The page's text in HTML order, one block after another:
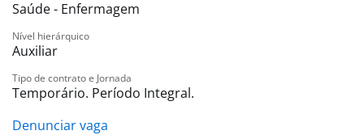
Saúde - Enfermagem
Nível hierárquico
Auxiliar
Tipo de contrato e Jornada
Temporário. Período Integral.
Denunciar vaga